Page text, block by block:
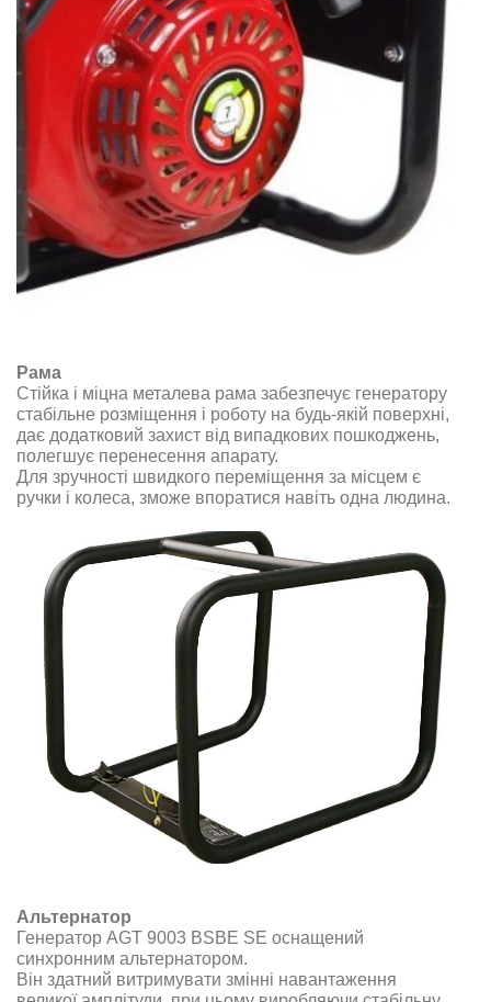
Рама
Стійка і міцна металева рама забезпечує генератору
стабільне розміщення і роботу на будь-якій поверхні,
дає додатковий захист від випадкових пошкоджень,
полегшує перенесення апарату.
Для зручності швидкого переміщення за місцем є
ручки і колеса, зможе впоратися навіть одна людина.
Альтернатор
Генератор AGT 9003 BSBE SE оснащений
синхронним альтернатором.
Він здатний витримувати змінні навантаження